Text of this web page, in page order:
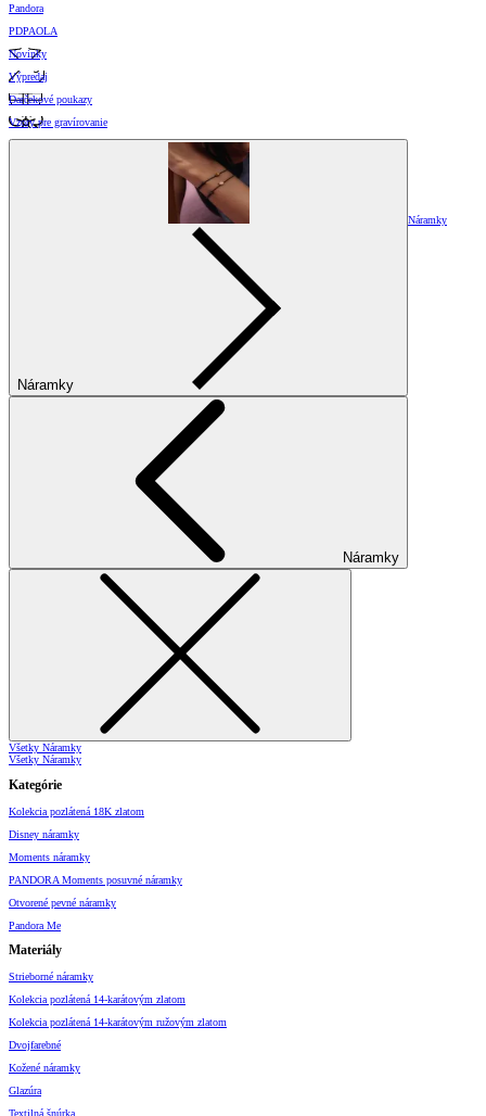
Pandora
PDPAOLA
Novinky
Výpredaj
Darčekové poukazy
Vzory pre gravírovanie
Náramky
Náramky
Náramky
Všetky Náramky
Všetky Náramky
Kategórie
Kolekcia pozlátená 18K zlatom
Disney náramky
Moments náramky
PANDORA Moments posuvné náramky
Otvorené pevné náramky
Pandora Me
Materiály
Strieborné náramky
Kolekcia pozlátená 14-karátovým zlatom
Kolekcia pozlátená 14-karátovým ružovým zlatom
Dvojfarebné
Kožené náramky
Glazúra
Textilná šnúrka